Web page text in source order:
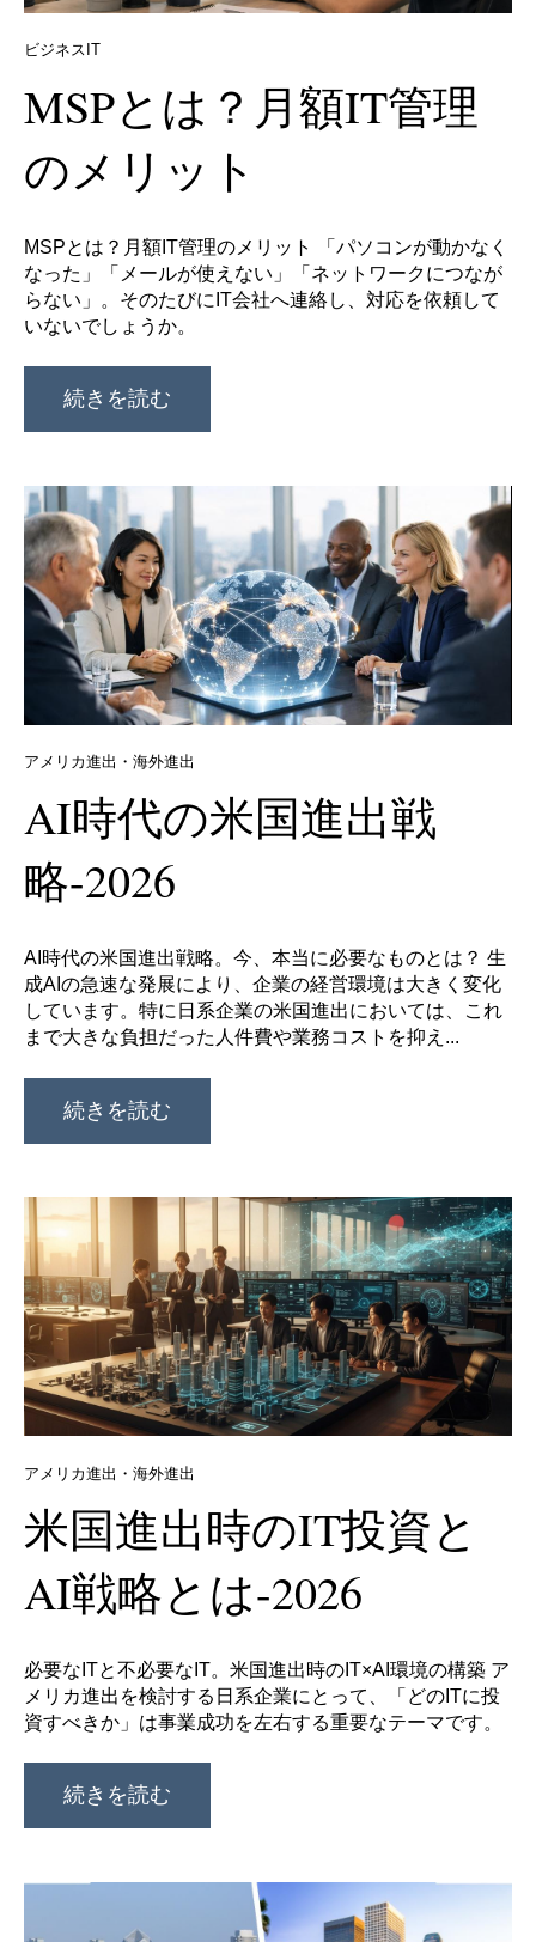
ビジネスIT
MSPとは？月額IT管理
のメリット
MSPとは？月額IT管理のメリット 「パソコンが動かなく
なった」「メールが使えない」「ネットワークにつなが
らない」。そのたびにIT会社へ連絡し、対応を依頼して
いないでしょうか。
続きを読む
アメリカ進出・海外進出
AI時代の米国進出戦
略-2026
AI時代の米国進出戦略。今、本当に必要なものとは？ 生
成AIの急速な発展により、企業の経営環境は大きく変化
しています。特に日系企業の米国進出においては、これ
まで大きな負担だった人件費や業務コストを抑え...
続きを読む
アメリカ進出・海外進出
米国進出時のIT投資と
AI戦略とは-2026
必要なITと不必要なIT。米国進出時のIT×AI環境の構築 ア
メリカ進出を検討する日系企業にとって、「どのITに投
資すべきか」は事業成功を左右する重要なテーマです。
続きを読む